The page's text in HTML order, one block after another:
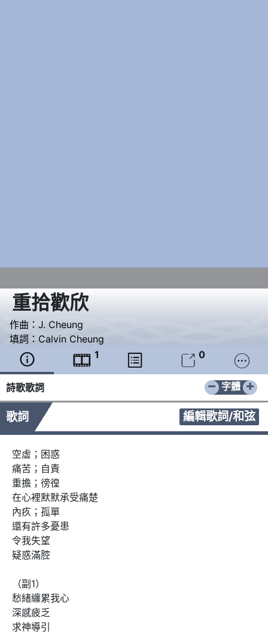
重拾歡欣
作曲： J. Cheung
填詞： Calvin Cheung
  1   0 
詩歌歌詞 − +
字體
歌詞 編輯歌詞/和弦
空虛；困惑
痛苦；自責
重擔；徬徨
在心裡默默承受痛楚
內疚；孤單
還有許多憂患
令我失望
疑惑滿腔
（副1）
愁緒纏累我心
深感疲乏
求神導引